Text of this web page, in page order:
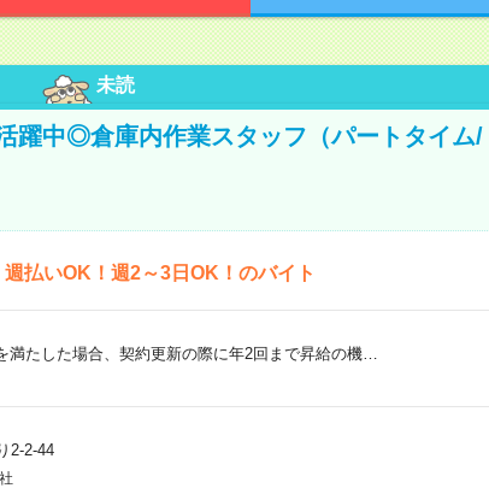
未読
躍中◎倉庫内作業スタッフ（パートタイム/
払いOK！週2～3日OK！のバイト
満たした場合、契約更新の際に年2回まで昇給の機…
2-2-44